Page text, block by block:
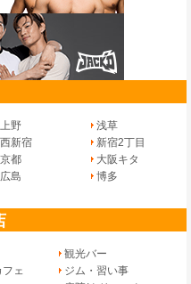
上野
浅草
西新宿
新宿2丁目
京都
大阪キタ
広島
博多
観光バー
フェ
ジム・習い事